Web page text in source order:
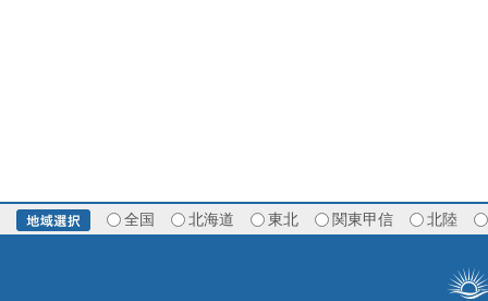
全国 北海道 東北 関東甲信 北陸